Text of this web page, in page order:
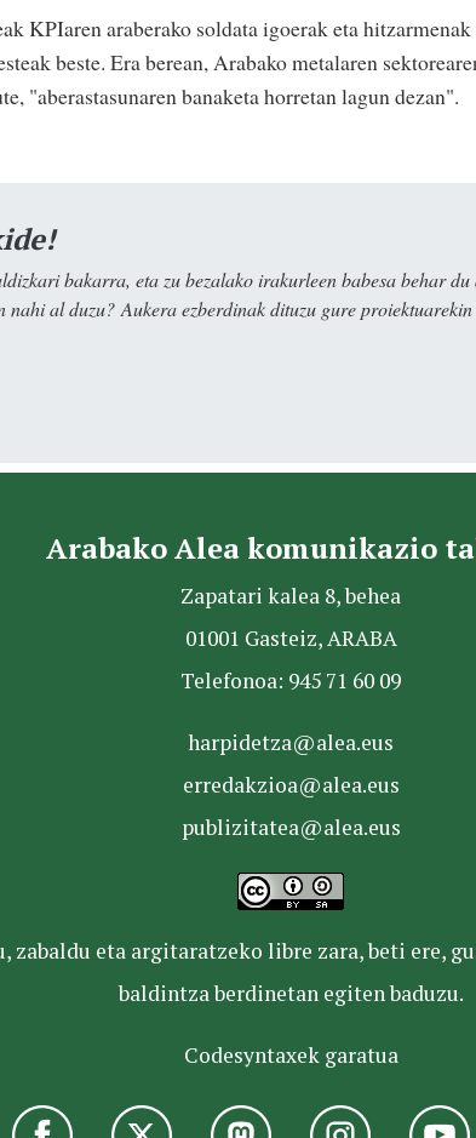
KPIaren araberako soldata igoerak eta
beste. Era berean, Arabako metalaren
"aberastasunaren banaketa horretan lagun dezan".
bakarra, eta zu bezalako irakurleen babesa behar
nahi al duzu? Aukera ezberdinak dituzu gure
Arabako Alea komunikazio
Zapatari kalea 8, behea
01001 Gasteiz, ARABA
Telefonoa: 945 71 60 09
harpidetza@alea.eus
erredakzioa@alea.eus
publizitatea@alea.eus
zabaldu eta argitaratzeko libre zara, beti ere,
baldintza berdinetan egiten baduzu.
Codesyntaxek garatua